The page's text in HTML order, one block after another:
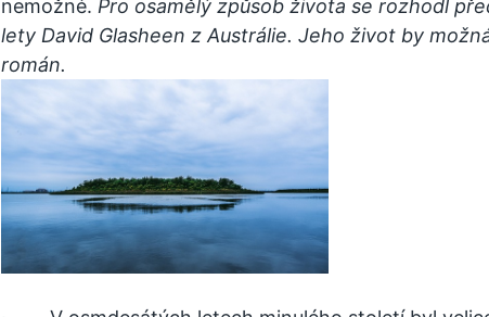
nemožné. Pro osamělý způsob života se rozhodl
lety David Glasheen z Austrálie. Jeho život by
román.